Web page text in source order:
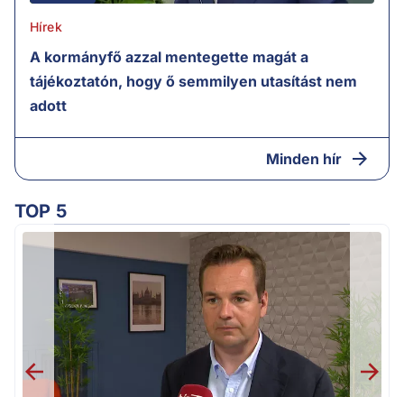
Hírek
A kormányfő azzal mentegette magát a
tájékoztatón, hogy ő semmilyen utasítást nem
adott
Minden hír
TOP 5